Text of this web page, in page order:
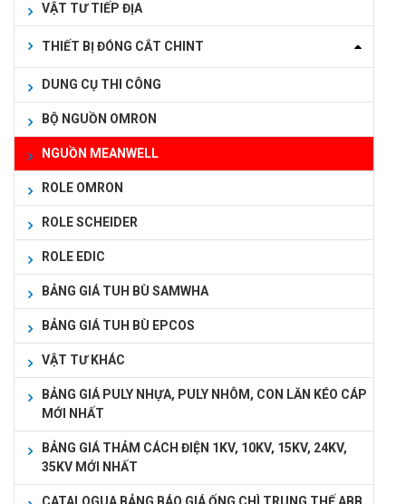
VẬT TƯ TIẾP ĐỊA
THIẾT BỊ ĐÓNG CẮT CHINT
DUNG CỤ THI CÔNG
BỘ NGUỒN OMRON
NGUỒN MEANWELL
ROLE OMRON
ROLE SCHEIDER
ROLE EDIC
BẢNG GIÁ TUH BÙ SAMWHA
BẢNG GIÁ TUH BÙ EPCOS
VẬT TƯ KHÁC
BẢNG GIÁ PULY NHỰA, PULY NHÔM, CON LĂN KÉO CÁP
MỚI NHẤT
BẢNG GIÁ THẢM CÁCH ĐIỆN 1KV, 10KV, 15KV, 24KV,
35KV MỚI NHẤT